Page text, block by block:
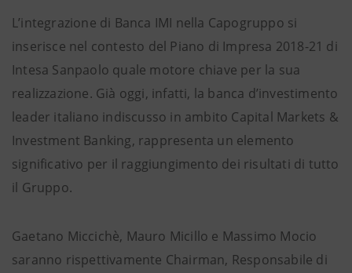
L’integrazione di Banca IMI nella Capogruppo si
inserisce nel contesto del Piano di Impresa 2018-21 di
Intesa Sanpaolo quale motore chiave per la sua
realizzazione. Già oggi, infatti, la banca d’investimento
leader italiano indiscusso in ambito Capital Markets &
Investment Banking, rappresenta un elemento
significativo per il raggiungimento dei risultati di tutto
il Gruppo.
Gaetano Miccichè, Mauro Micillo e Massimo Mocio
saranno rispettivamente Chairman, Responsabile di